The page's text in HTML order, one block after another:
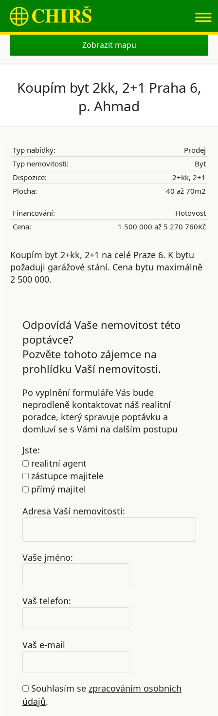
≡
Zobrazit mapu
Koupím byt 2kk, 2+1 Praha 6,
p. Ahmad
Typ nabídky:
Prodej
Typ nemovitosti:
Byt
Dispozice:
2+kk, 2+1
Plocha:
40 až 70m2
Financování:
Hotovost
Cena:
1 500 000 až 5 270 760Kč
Koupím byt 2+kk, 2+1 na celé Praze 6. K bytu
požaduji garážové stání. Cena bytu maximálně
2 500 000.
Odpovídá Vaše nemovitost této
poptávce?
Pozvěte tohoto zájemce na
prohlídku Vaší nemovitosti.
Po vyplnění formuláře Vás bude
neprodleně kontaktovat náš realitní
poradce, který spravuje poptávku a
domluví se s Vámi na dalším postupu
Jste:
realitní agent
zástupce majitele
přímý majitel
Adresa Vaší nemovitosti:
Vaše jméno:
Vaš telefon:
Vaš e-mail
Souhlasím se zpracováním osobních
údajů.